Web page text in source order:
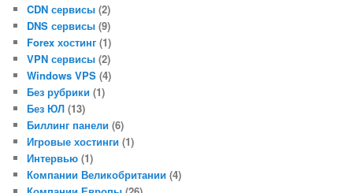
CDN сервисы (2)
DNS сервисы (9)
Forex хостинг (1)
VPN сервисы (2)
Windows VPS (4)
Без рубрики (1)
Без ЮЛ (13)
Биллинг панели (6)
Игровые хостинги (1)
Интервью (1)
Компании Великобритании (4)